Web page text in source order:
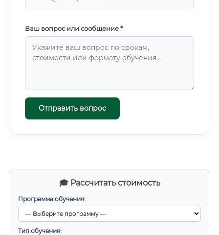
🎓 Рассчитать стоимость
Программа обучения:
Тип обучения:
Ваш вопрос или сообщение *
Отправить вопрос